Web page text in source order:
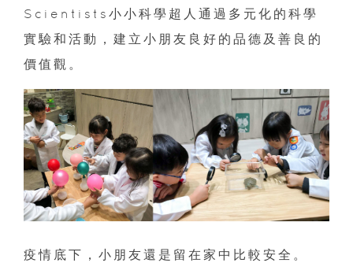
Scientists小小科學超人通過多元化的科學
實驗和活動，建立小朋友良好的品德及善良的
價值觀。
疫情底下，小朋友還是留在家中比較安全。